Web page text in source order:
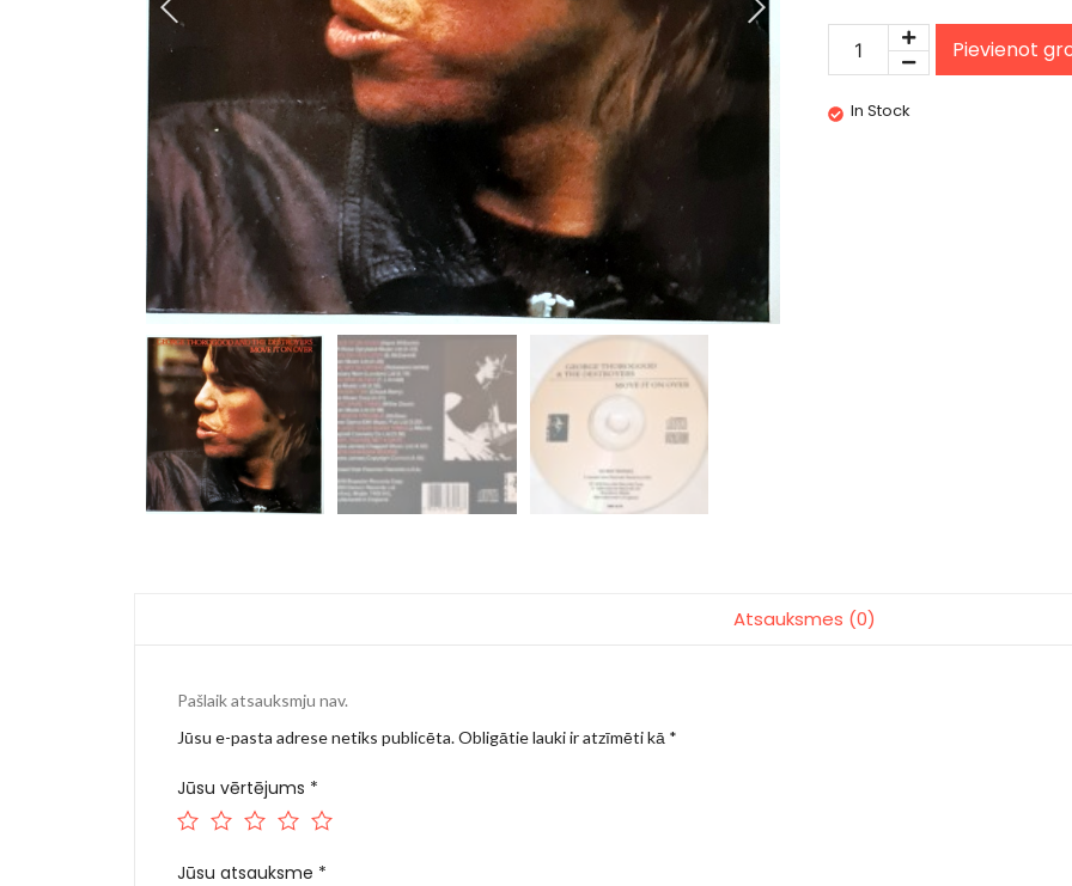
Pievienot
In Stock
Atsauksmes (0)
Pašlaik atsauksmju nav.
Jūsu e-pasta adrese netiks publicēta.Obligātie lauki ir atzīmēti kā *
Jūsu vērtējums *
Jūsu atsauksme *